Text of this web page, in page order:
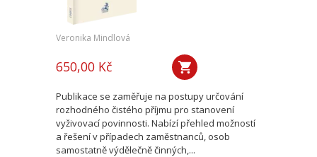
Veronika Mindlová
650,00 Kč
Publikace se zaměřuje na postupy určování
rozhodného čistého příjmu pro stanovení
vyživovací povinnosti. Nabízí přehled možností
a řešení v případech zaměstnanců, osob
samostatně výdělečně činných,...